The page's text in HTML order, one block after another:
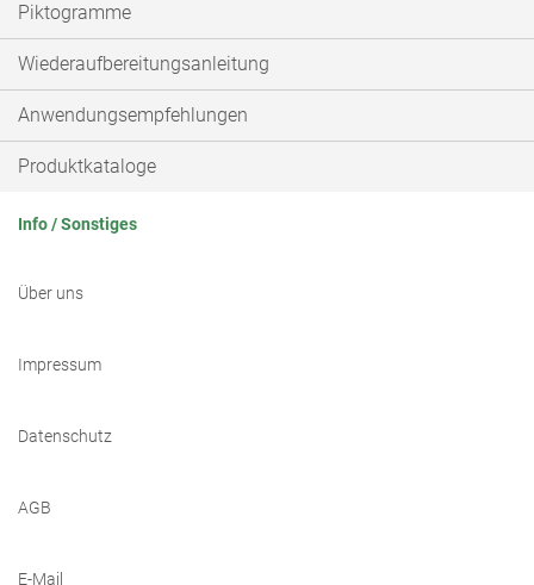
Piktogramme
Wiederaufbereitungsanleitung
Anwendungsempfehlungen
Produktkataloge
Info / Sonstiges
Über uns
Impressum
Datenschutz
AGB
E-Mail